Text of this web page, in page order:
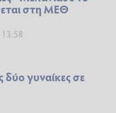
στη ΜΕΘ
γυναίκες σε